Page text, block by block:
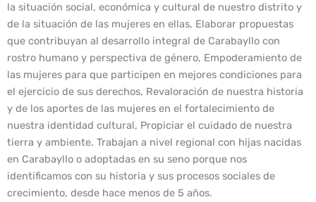
la situación social, económica y cultural de nuestro distrito y
de la situación de las mujeres en ellas, Elaborar propuestas
que contribuyan al desarrollo integral de Carabayllo con
rostro humano y perspectiva de género, Empoderamiento de
las mujeres para que participen en mejores condiciones para
el ejercicio de sus derechos, Revaloración de nuestra historia
y de los aportes de las mujeres en el fortalecimiento de
nuestra identidad cultural, Propiciar el cuidado de nuestra
tierra y ambiente. Trabajan a nivel regional con hijas nacidas
en Carabayllo o adoptadas en su seno porque nos
identificamos con su historia y sus procesos sociales de
crecimiento, desde hace menos de 5 años.